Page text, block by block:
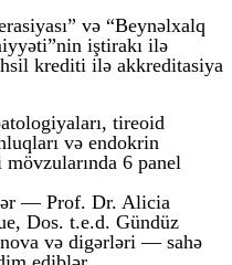
və “Beynəlxalq
iştirakı ilə
krediti ilə akkreditasiya
tireoid
və endokrin
6 panel
— Prof. Dr. Alicia
Dos. t.e.d. Gündüz
və digərləri — sahə